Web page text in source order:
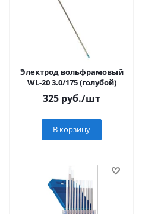
Электрод вольфрамовый
WL-20 3.0/175 (голубой)
325 руб./шт
В корзину